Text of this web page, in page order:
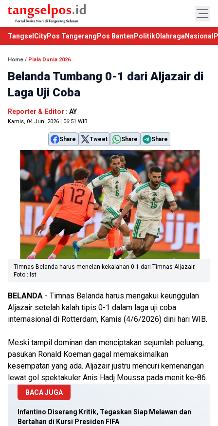
TangselCityPos Tangerang Pos Banten PolitikOlahraga Nasional
Home / Piala Dunia 2026
Belanda Tumbang 0-1 dari Aljazair di
Laga Uji Coba
Reporter & Editor : AY
Kamis, 04 Juni 2026 | 06:51 WIB
Share Tweet Share Share
Timnas Belanda harus menelan kekalahan 0-1 dari Timnas Aljazair.
Foto : Ist
BELANDA - Timnas Belanda harus mengakui keunggulan
Aljazair setelah kalah tipis 0-1 dalam laga uji coba
internasional di Rotterdam, Kamis (4/6/2026) dini hari WIB.
Meski tampil dominan dan menciptakan sejumlah peluang,
pasukan Ronald Koeman gagal memaksimalkan
kesempatan yang ada. Aljazair justru mencuri kemenangan
lewat gol spektakuler Anis Hadj Moussa pada menit ke-86.
BACA JUGA
Infantino Diserang Kritik, Tegaskan Siap Melawan dan
Bertahan di Kursi Presiden FIFA